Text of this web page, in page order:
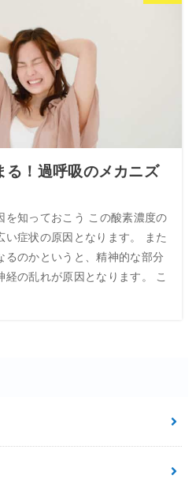
る！過呼吸のメカニズ
を知っておこう この酸素濃度の
症状の原因となります。 また
るのかというと、精神的な部分
の乱れが原因となります。 こ